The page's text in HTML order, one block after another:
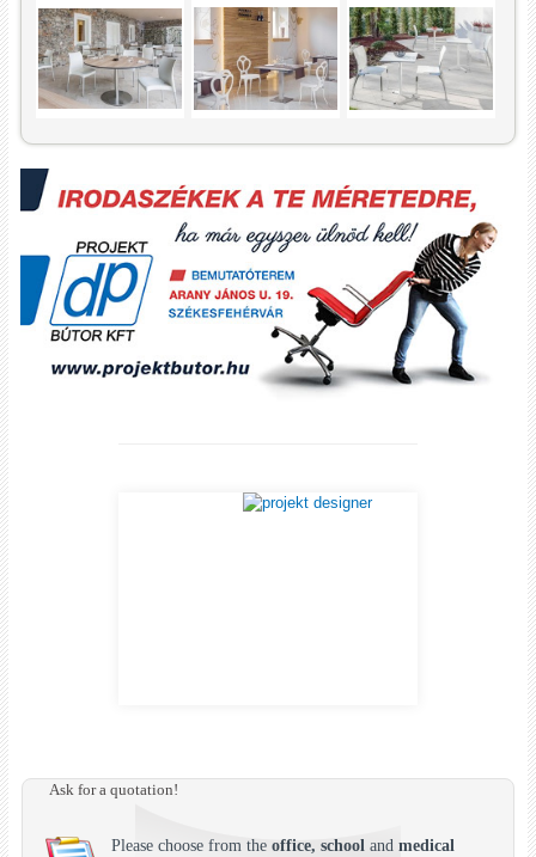
Ask for a quotation!
Please choose from the office, schooland medical